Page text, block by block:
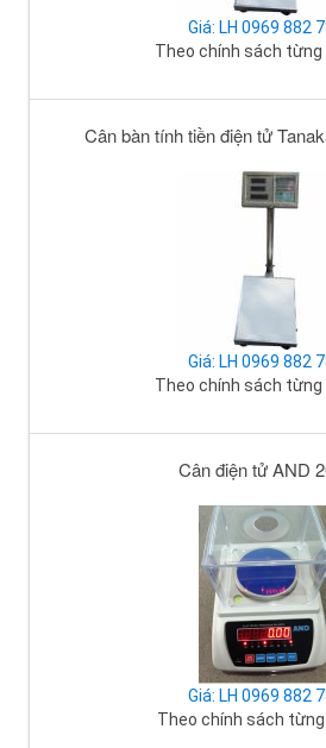
Giá: LH 0969 882
Theo chính sách
Cân bàn tính tiền điện tử
Giá: LH 0969 882
Theo chính sách
Cân điện tử AND
Giá: LH 0969 882
Theo chính sách